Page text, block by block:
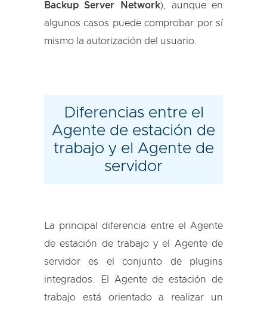
Backup Server Network), aunque en
algunos casos puede comprobar por sí
mismo la autorización del usuario.
Diferencias entre el
Agente de estación de
trabajo y el Agente de
servidor
La principal diferencia entre el Agente
de estación de trabajo y el Agente de
servidor es el conjunto de plugins
integrados. El Agente de estación de
trabajo está orientado a realizar un